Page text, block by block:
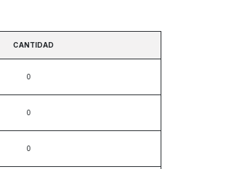
CANTIDAD